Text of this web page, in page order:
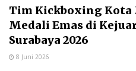
Tim Kickboxing Kota
Medali Emas di
Surabaya 2026
8 Juni 2026